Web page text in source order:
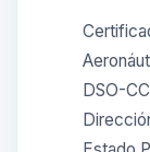
DSO-